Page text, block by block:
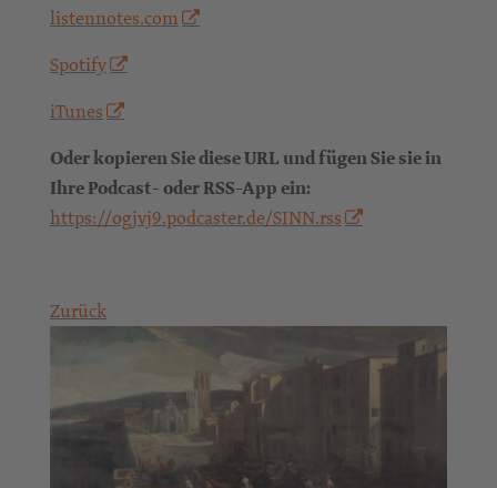
listennotes.com
Spotify
iTunes
Oder kopieren Sie diese URL und fügen Sie sie in
Ihre Podcast- oder RSS-App ein:
https://ogjvj9.podcaster.de/SINN.rss
Zurück